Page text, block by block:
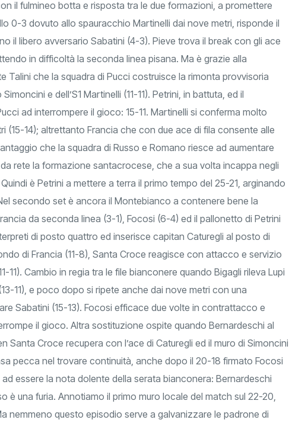
il fulmineo botta e risposta tra le due formazioni, a promettere
0-3 dovuto allo spauracchio Martinelli dai nove metri, risponde il
il libero avversario Sabatini (4-3). Pieve trova il break con gli ace
in difficoltà la seconda linea pisana. Ma è grazie alla
Talini che la squadra di Pucci costruisce la rimonta provvisoria
e dell’S1 Martinelli (11-11). Petrini, in battuta, ed il
ad interrompere il gioco: 15-11. Martinelli si conferma molto
(15-14); altrettanto Francia che con due ace di fila consente alle
che la squadra di Russo e Romano riesce ad aumentare
rete la formazione santacrocese, che a sua volta incappa negli
è Petrini a mettere a terra il primo tempo del 25-21, arginando
secondo set è ancora il Montebianco a contenere bene la
da seconda linea (3-1), Focosi (6-4) ed il pallonetto di Petrini
di posto quattro ed inserisce capitan Caturegli al posto di
di Francia (11-8), Santa Croce reagisce con attacco e servizio
11). Cambio in regia tra le file bianconere quando Bigagli rileva Lupi
11), e poco dopo si ripete anche dai nove metri con una
Sabatini (15-13). Focosi efficace due volte in contrattacco e
il gioco. Altra sostituzione ospite quando Bernardeschi al
Santa Croce recupera con l’ace di Caturegli ed il muro di Simoncini
pecca nel trovare continuità, anche dopo il 20-18 firmato Focosi
essere la nota dolente della serata bianconera: Bernardeschi
è una furia. Annotiamo il primo muro locale del match sul 22-20,
nemmeno questo episodio serve a galvanizzare le padrone di